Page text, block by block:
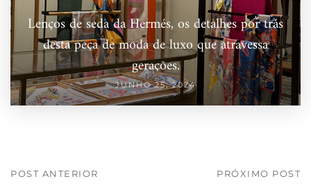
Lenços de seda da Hermés, os detalhes por trás
desta peça de moda de luxo que atravessa
gerações.
JUNHO 25, 2024
POST ANTERIOR PRÓXIMO POST